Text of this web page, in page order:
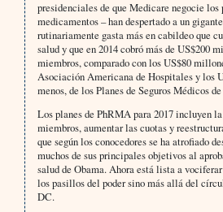
presidenciales de que Medicare negocie los
medicamentos – han despertado a un
rutinariamente gasta más en cabildeo que
salud y que en 2014 cobró más de US$200
miembros, comparado con los US$80
Asociación Americana de Hospitales y los
menos, de los Planes de Seguros Médicos
Los planes de PhRMA para 2017 incluyen
miembros, aumentar las cuotas y
que según los conocedores se ha atrofiado
muchos de sus principales objetivos al
salud de Obama. Ahora está lista a
los pasillos del poder sino más allá del
DC.